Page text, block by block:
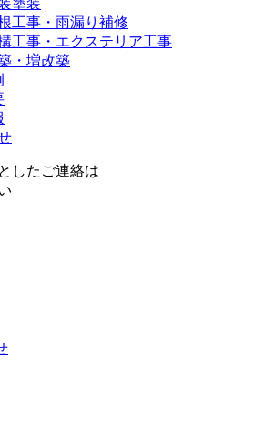
工事・雨漏り補修
工事・エクステリア工事
・増改築
したご連絡は